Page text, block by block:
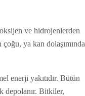
ve hidrojenlerden
çoğu, ya kan dolaşımında
enerji yakıtıdır. Bütün
depolanır. Bitkiler,